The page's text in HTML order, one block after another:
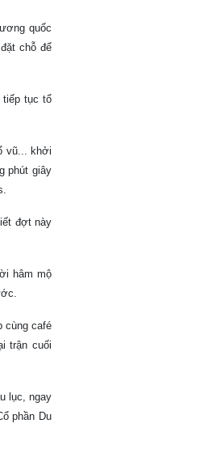
quốc
chỗ để
tiếp tục tổ
vũ... khởi
phút giây
đợt này
hâm mộ
cùng café
trận cuối
lục, ngay
phần Du